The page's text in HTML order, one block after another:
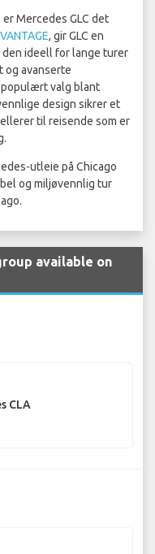
Mercedes GLC det
, gir GLC en
den ideell for lange turer
og avanserte
valg blant
design sikrer et
til reisende som er
utleie på Chicago
og miljøvennlig tur
available on
CLA